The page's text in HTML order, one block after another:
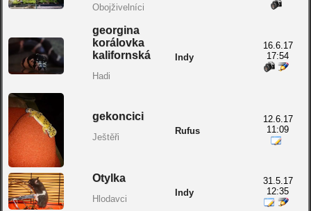
Obojživelníci
georgina
korálovka
kalifornská
Hadi
Indy
16.6.17
17:54
gekoncici
Ještěři
Rufus
12.6.17
11:09
Otylka
Hlodavci
Indy
31.5.17
12:35